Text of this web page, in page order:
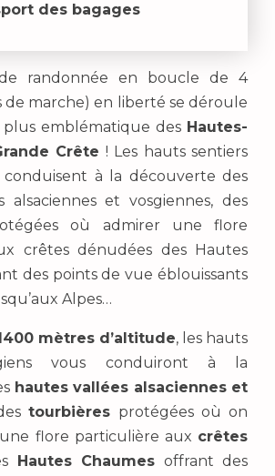
randonnée en boucle de 4
de marche) en liberté se déroule
emblématique des Hautes-
Crête ! Les hauts sentiers
conduisent à la découverte des
alsaciennes et vosgiennes, des
où admirer une flore
crêtes dénudées des Hautes
des points de vue éblouissants
Alpes…
mètres d’altitude, les hauts
vous conduiront à la
hautes vallées alsaciennes et
tourbières protégées où on
flore particulière aux crêtes
Hautes Chaumes offrant des
des bagages